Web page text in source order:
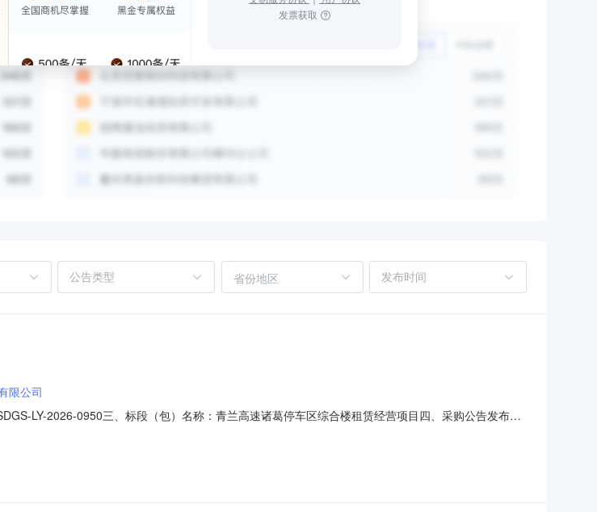
发票获取
省份地区
限公司
LY-2026-0950三、标段（包）名称：青兰高速诸葛停车区综合楼租赁经营项目四、采购公告发布日
联系人：王老师、刘老师联系电话：0531-68972253、15066329588